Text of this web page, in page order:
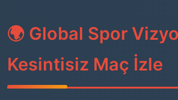
🌍 Global Spor
Kesintisiz Maç İzle